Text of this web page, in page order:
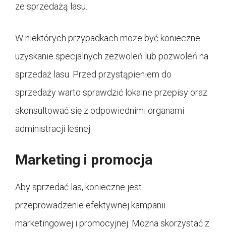
ze sprzedażą lasu.
W niektórych przypadkach może być konieczne
uzyskanie specjalnych zezwoleń lub pozwoleń na
sprzedaż lasu. Przed przystąpieniem do
sprzedaży warto sprawdzić lokalne przepisy oraz
skonsultować się z odpowiednimi organami
administracji leśnej.
Marketing i promocja
Aby sprzedać las, konieczne jest
przeprowadzenie efektywnej kampanii
marketingowej i promocyjnej. Można skorzystać z